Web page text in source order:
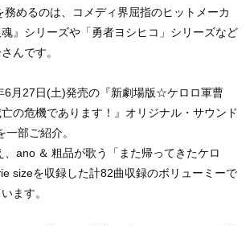
務めるのは、コメディ界屈指のヒットメーカ
』シリーズや「勇者ヨシヒコ」シリーズなど
んです。
6月27日(土)発売の『新劇場版☆ケロロ軍曹
の危機であります！』オリジナル・サウンド
一部ご紹介。
ano ＆ 粗品が歌う「また帰ってきたケロ
sizeを収録した計82曲収録のボリューミーで
ます。